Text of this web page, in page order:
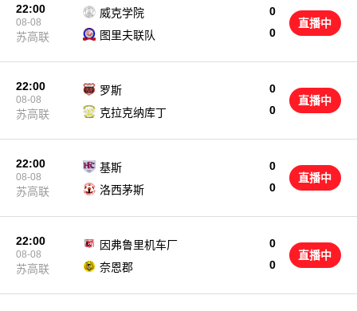
22:00
08-08
苏高联
威克学院
0
0
图里夫联队
直播中
22:00
08-08
苏高联
罗斯
0
0
克拉克纳库丁
直播中
22:00
08-08
苏高联
基斯
0
0
洛西茅斯
直播中
22:00
08-08
苏高联
因弗鲁里机车厂
0
0
奈恩郡
直播中